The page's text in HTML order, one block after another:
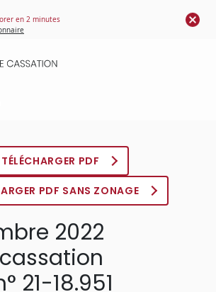
cookies
en 2 minutes
TÉLÉCHARGER PDF
PDF SANS ZONAGE
2022
21-18.951